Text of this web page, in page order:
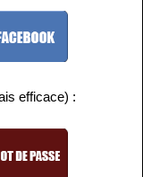
efficace) :